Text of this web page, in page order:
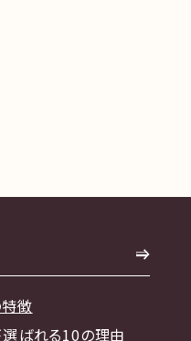
徴
選ばれる10の理由